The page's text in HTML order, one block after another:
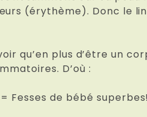
(érythème). Donc le
qu’en plus d’être un
D’où :
Fesses de bébé superbes!